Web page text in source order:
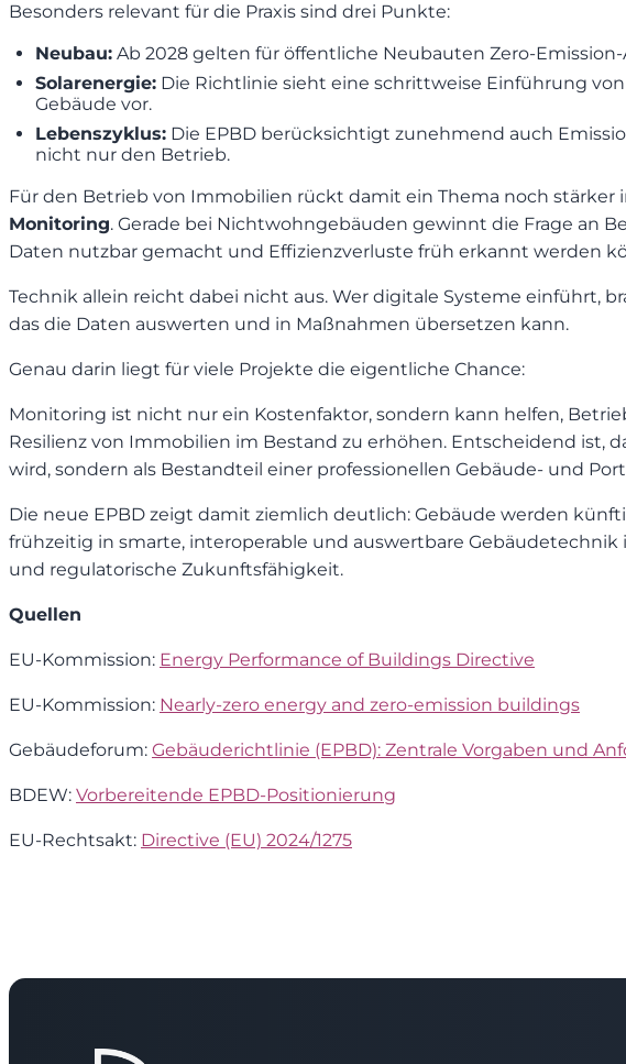
Besonders relevant für die Praxis sind drei Punkte:
Neubau: Ab 2028 gelten für öffentliche Neubauten Zero-
Solarenergie: Die Richtlinie sieht eine schrittweise Einführung
Gebäude vor.
Lebenszyklus: Die EPBD berücksichtigt zunehmend auch
nicht nur den Betrieb.
Für den Betrieb von Immobilien rückt damit ein Thema noch
Monitoring. Gerade bei Nichtwohngebäuden gewinnt die Frage an
Daten nutzbar gemacht und Effizienzverluste früh erkannt werden
Technik allein reicht dabei nicht aus. Wer digitale Systeme einführt,
das die Daten auswerten und in Maßnahmen übersetzen kann.
Genau darin liegt für viele Projekte die eigentliche Chance:
Monitoring ist nicht nur ein Kostenfaktor, sondern kann helfen,
Resilienz von Immobilien im Bestand zu erhöhen. Entscheidend ist,
wird, sondern als Bestandteil einer professionellen Gebäude- und
Die neue EPBD zeigt damit ziemlich deutlich: Gebäude werden
frühzeitig in smarte, interoperable und auswertbare
und regulatorische Zukunftsfähigkeit.
Quellen
EU-Kommission: Energy Performance of Buildings Directive
EU-Kommission: Nearly-zero energy and zero-emission buildings
Gebäudeforum: Gebäuderichtlinie (EPBD): Zentrale Vorgaben und
BDEW: Vorbereitende EPBD-Positionierung
EU-Rechtsakt: Directive (EU) 2024/1275